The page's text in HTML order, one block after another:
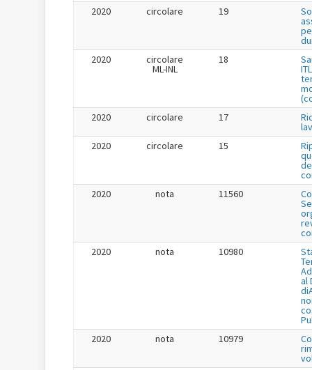
2020
circolare 19
2020
circolare
ML-INL
18
2020
circolare 17
2020
circolare 15
2020
nota 11560
2020
nota 10980
al
2020
nota 10979